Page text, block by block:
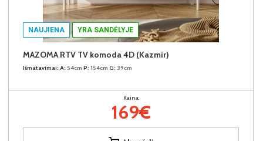
NAUJIENA YRA SANDĖLYJE
MAZOMA RTV TV komoda 4D (Kazmir)
Išmatavimai: A: 54cm P: 154cm G: 39cm
Kaina:
169€